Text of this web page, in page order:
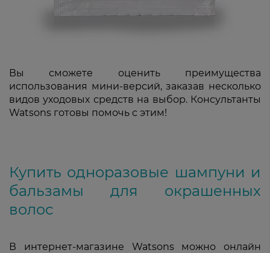
Вы сможете оценить преимущества
использования мини-версий, заказав несколько
видов уходовых средств на выбор. Консультанты
Watsons готовы помочь с этим!
Купить одноразовые шампуни и
бальзамы для окрашенных
волос
В интернет-магазине Watsons можно онлайн